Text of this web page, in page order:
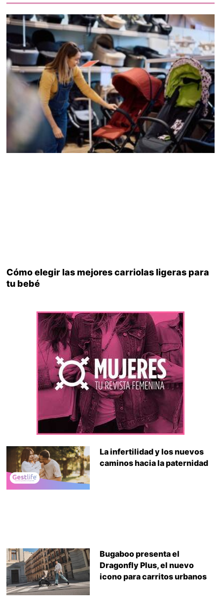
Cómo elegir las mejores carriolas ligeras para
tu bebé
La infertilidad y los nuevos
caminos hacia la paternidad
Bugaboo presenta el
Dragonfly Plus, el nuevo
icono para carritos urbanos